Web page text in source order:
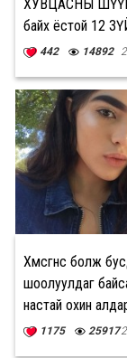
ХУВЦАСНЫ
байх ёстой 12
442 14892
Хөмсөгнөөсөө болж
шоолуулдаг
настай охин
модель болжээ
1175 25917